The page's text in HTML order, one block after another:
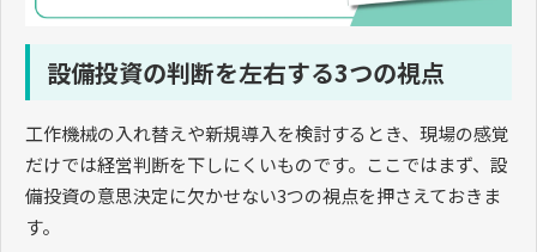
設備投資の判断を左右する3つの視点
工作機械の入れ替えや新規導入を検討するとき、現場の感覚
だけでは経営判断を下しにくいものです。ここではまず、設
備投資の意思決定に欠かせない3つの視点を押さえておきま
す。